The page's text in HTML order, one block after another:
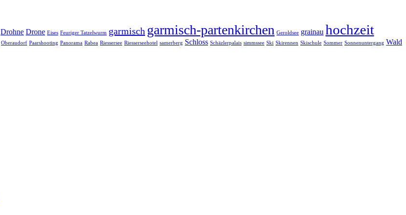
Drohne Drone Eises Feuriger Tatzelwurm garmisch garmisch-partenkirchen Geroldsee grainau hochzeit
Oberaudorf Paarshooting Panorama Rabea Riessersee Riesserseehotel samerberg Schloss Schäzlerpalais simmssee Ski Skirennen Skischule Sommer Sonnenuntergang Wald